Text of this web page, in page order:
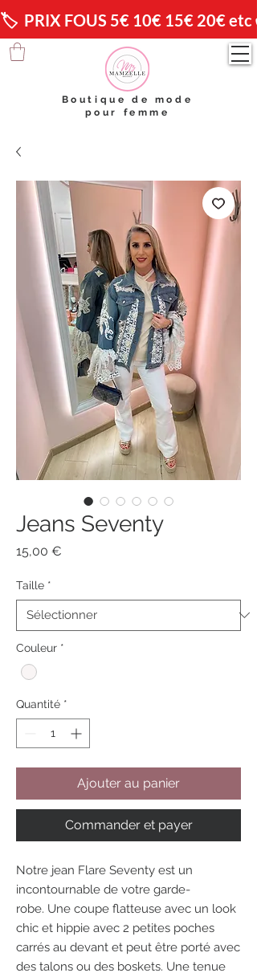
🏷️  PRIX FOUS 5€ 10€ 15€ 20€ etc
Boutique de mode
pour femme
Jeans Seventy
15,00 €
Taille *
Couleur *
Quantité *
Ajouter au panier
Commander et payer
Notre jean Flare Seventy est un
incontournable de votre garde-
robe. Une coupe flatteuse avec un look
chic et hippie avec 2 petites poches
carrés au devant et peut être porté avec
des talons ou des boskets. Une tenue